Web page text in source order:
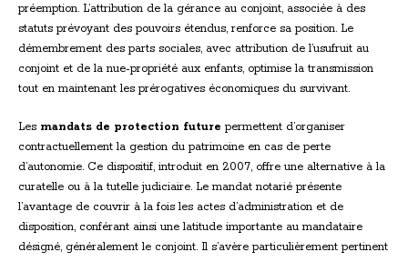
préemption. L’attribution de la gérance au conjoint, associée à des
statuts prévoyant des pouvoirs étendus, renforce sa position. Le
démembrement des parts sociales, avec attribution de l’usufruit au
conjoint et de la nue-propriété aux enfants, optimise la transmission
tout en maintenant les prérogatives économiques du survivant.
Les mandats de protection future permettent d’organiser
contractuellement la gestion du patrimoine en cas de perte
d’autonomie. Ce dispositif, introduit en 2007, offre une alternative à la
curatelle ou à la tutelle judiciaire. Le mandat notarié présente
l’avantage de couvrir à la fois les actes d’administration et de
disposition, conférant ainsi une latitude importante au mandataire
désigné, généralement le conjoint. Il s’avère particulièrement pertinent